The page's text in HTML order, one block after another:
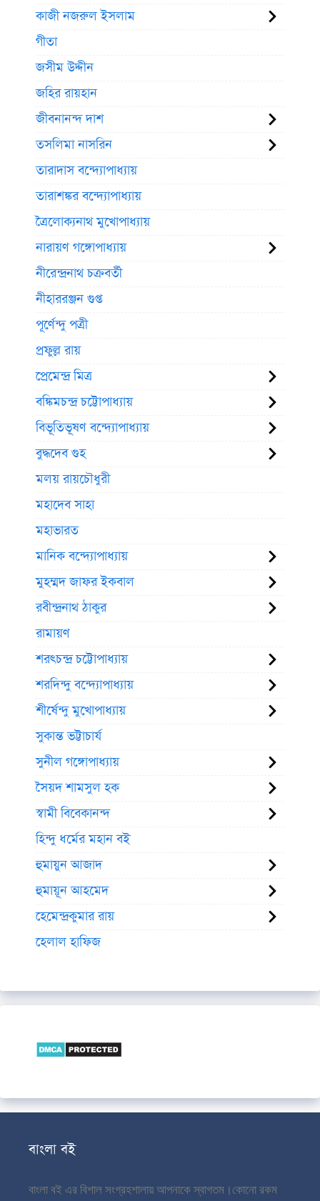
কাজী নজরুল ইসলাম
গীতা
জসীম উদ্দীন
জহির রায়হান
জীবনানন্দ দাশ
তসলিমা নাসরিন
তারাদাস বন্দ্যোপাধ্যায়
তারাশঙ্কর বন্দ্যোপাধ্যায়
ত্রৈলোক্যনাথ মুখোপাধ্যায়
নারায়ণ গঙ্গোপাধ্যায়
নীরেন্দ্রনাথ চক্রবর্তী
নীহাররঞ্জন গুপ্ত
পূর্ণেন্দু পত্রী
প্রফুল্ল রায়
প্রেমেন্দ্র মিত্র
বঙ্কিমচন্দ্র চট্টোপাধ্যায়
বিভূতিভূষণ বন্দ্যোপাধ্যায়
বুদ্ধদেব গুহ
মলয় রায়চৌধুরী
মহাদেব সাহা
মহাভারত
মানিক বন্দ্যোপাধ্যায়
মুহম্মদ জাফর ইকবাল
রবীন্দ্রনাথ ঠাকুর
রামায়ণ
শরৎচন্দ্র চট্টোপাধ্যায়
শরদিন্দু বন্দ্যোপাধ্যায়
শীর্ষেন্দু মুখোপাধ্যায়
সুকান্ত ভট্টাচার্য
সুনীল গঙ্গোপাধ্যায়
সৈয়দ শামসুল হক
স্বামী বিবেকানন্দ
হিন্দু ধর্মের মহান বই
হুমায়ুন আজাদ
হুমায়ূন আহমেদ
হেমেন্দ্রকুমার রায়
হেলাল হাফিজ
বাংলা বই
বাংলা বই এর বিশাল সংগ্রহশালায় আপনাকে স্বাগতম।কোনো রকম